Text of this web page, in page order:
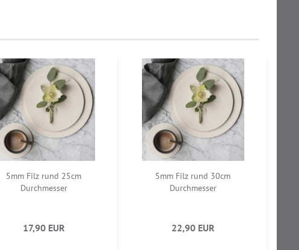
5mm Filz rund 25cm
Durchmesser
17,90 EUR
5mm Filz rund 30cm
Durchmesser
22,90 EUR